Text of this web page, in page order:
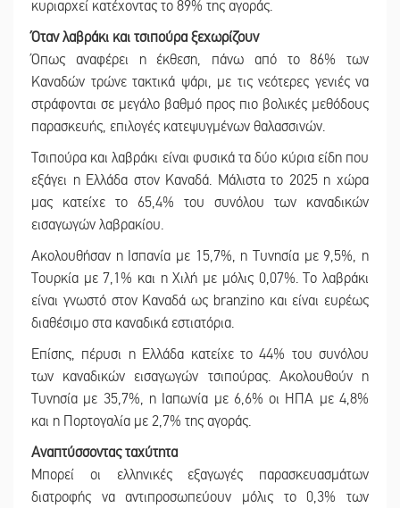
κυριαρχεί κατέχοντας το 89% της αγοράς.
Όταν λαβράκι και τσιπούρα ξεχωρίζουν
Όπως αναφέρει η έκθεση, πάνω από το 86% των
Καναδών τρώνε τακτικά ψάρι, με τις νεότερες γενιές να
στράφονται σε μεγάλο βαθμό προς πιο βολικές μεθόδους
παρασκευής, επιλογές κατεψυγμένων θαλασσινών.
Τσιπούρα και λαβράκι είναι φυσικά τα δύο κύρια είδη που
εξάγει η Ελλάδα στον Καναδά. Μάλιστα το 2025 η χώρα
μας κατείχε το 65,4% του συνόλου των καναδικών
εισαγωγών λαβρακίου.
Ακολουθήσαν η Ισπανία με 15,7%, η Τυνησία με 9,5%, η
Τουρκία με 7,1% και η Χιλή με μόλις 0,07%. Το λαβράκι
είναι γνωστό στον Καναδά ως branzino και είναι ευρέως
διαθέσιμο στα καναδικά εστιατόρια.
Επίσης, πέρυσι η Ελλάδα κατείχε το 44% του συνόλου
των καναδικών εισαγωγών τσιπούρας. Ακολουθούν η
Τυνησία με 35,7%, η Ιαπωνία με 6,6% οι ΗΠΑ με 4,8%
και η Πορτογαλία με 2,7% της αγοράς.
Αναπτύσσοντας ταχύτητα
Μπορεί οι ελληνικές εξαγωγές παρασκευασμάτων
διατροφής να αντιπροσωπεύουν μόλις το 0,3% των